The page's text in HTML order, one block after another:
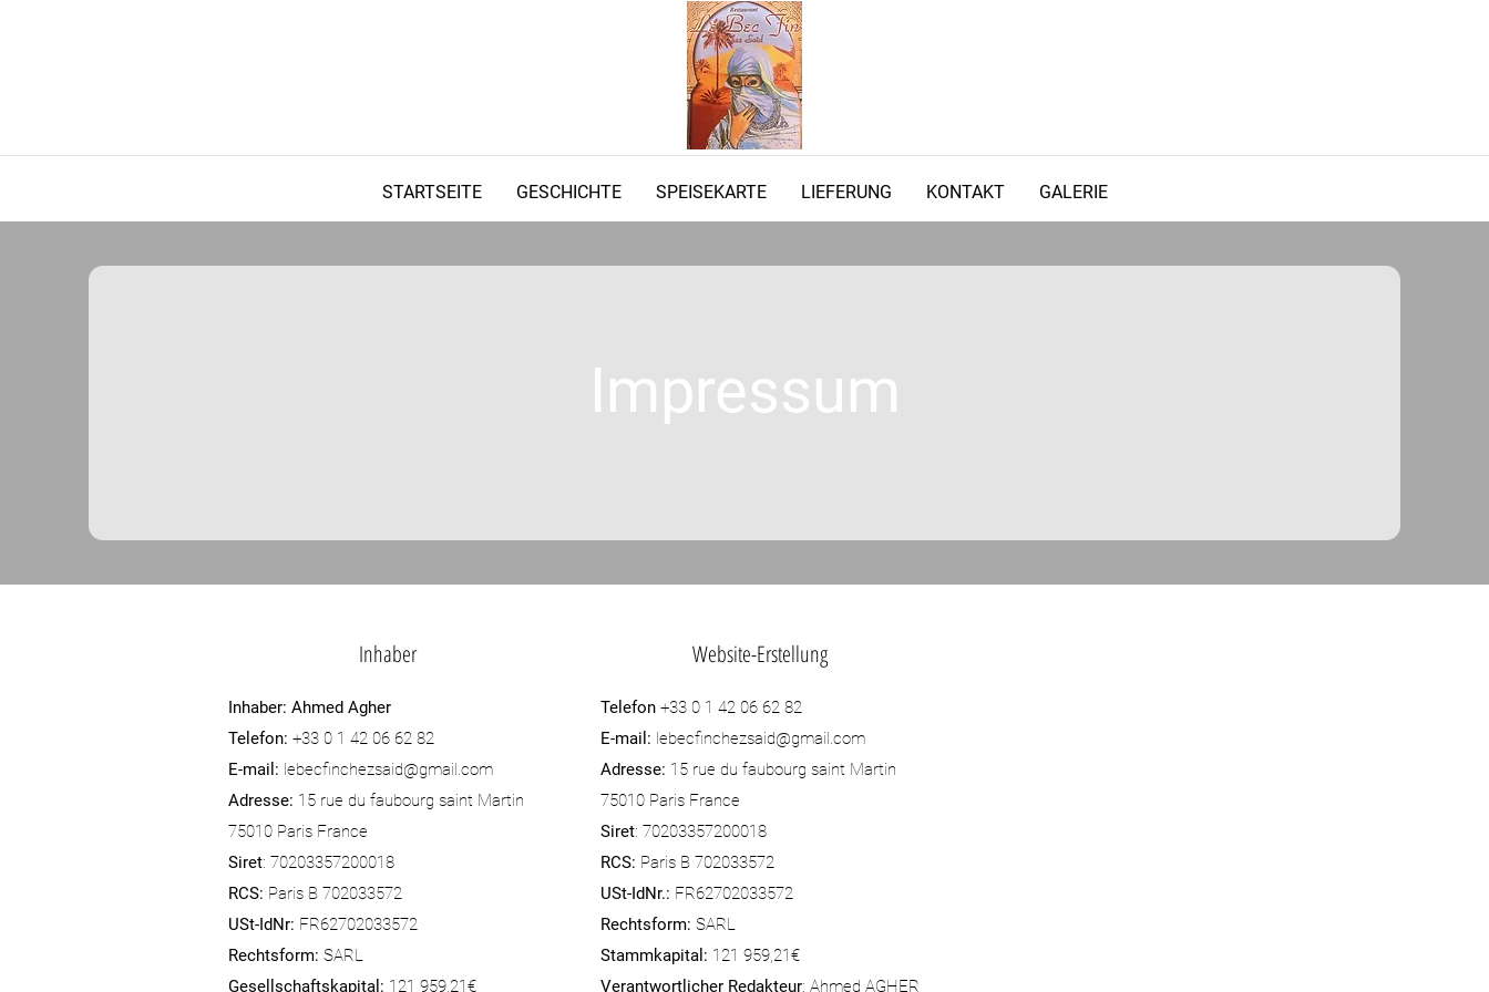
STARTSEITE GESCHICHTE SPEISEKARTE LIEFERUNG KONTAKT GALERIE
Impressum
Inhaber
Inhaber: Ahmed Agher
Telefon: +33 0 1 42 06 62 82
E-mail: lebecfinchezsaid@gmail.com
Adresse: 15 rue du faubourg saint Martin
75010 Paris France
Siret: 70203357200018
RCS: Paris B 702033572
USt-IdNr: FR62702033572
Rechtsform: SARL
Gesellschaftskapital: 121 959,21€
Website-Erstellung
Telefon +33 0 1 42 06 62 82
E-mail: lebecfinchezsaid@gmail.com
Adresse: 15 rue du faubourg saint Martin
75010 Paris France
Siret: 70203357200018
RCS: Paris B 702033572
USt-IdNr.: FR62702033572
Rechtsform: SARL
Stammkapital: 121 959,21€
Verantwortlicher Redakteur: Ahmed AGHER